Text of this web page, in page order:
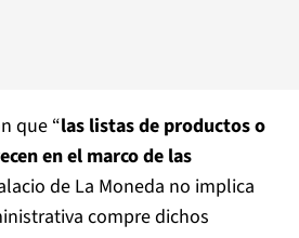
que “las listas de productos o
en el marco de las
de La Moneda no implica
compre dichos